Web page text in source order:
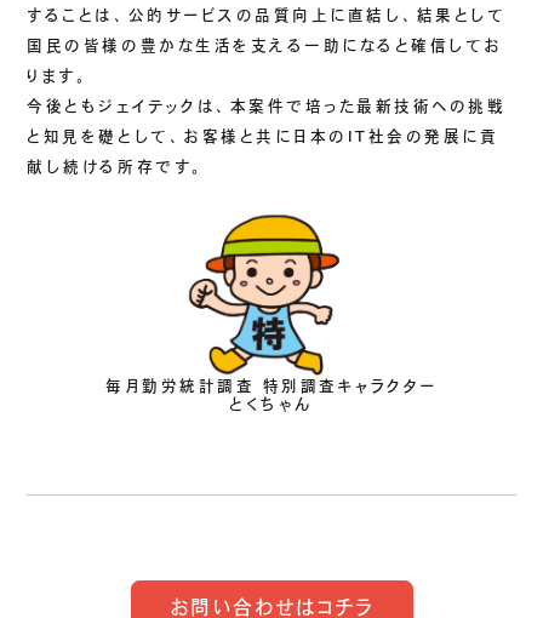
することは、公的サービスの品質向上に直結し、結果として
国民の皆様の豊かな生活を支える一助になると確信してお
ります。
今後ともジェイテックは、本案件で培った最新技術への挑戦
と知見を礎として、お客様と共に日本のIT社会の発展に貢
献し続ける所存です。
毎月勤労統計調査 特別調査キャラクター
とくちゃん
お問い合わせはコチラ